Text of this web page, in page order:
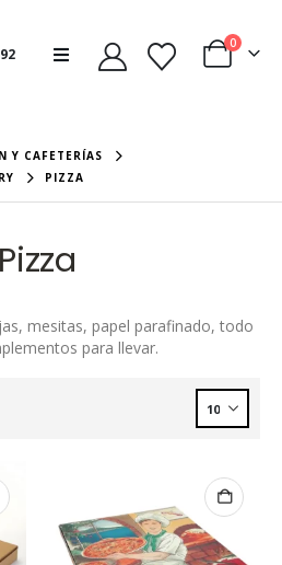
0
Y CAFETERÍAS
PIZZA
Pizza
mesitas, papel parafinado, todo
para llevar.